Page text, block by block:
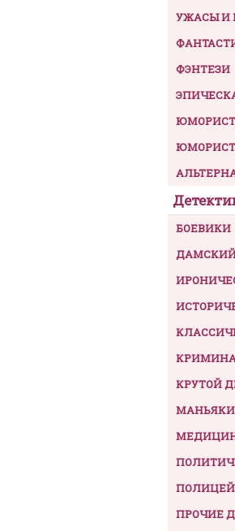
УЖАСЫ И
ФЭНТЕЗИ
БОЕВИКИ
КРУТОЙ
МАНЬЯКИ
ПРОЧИЕ